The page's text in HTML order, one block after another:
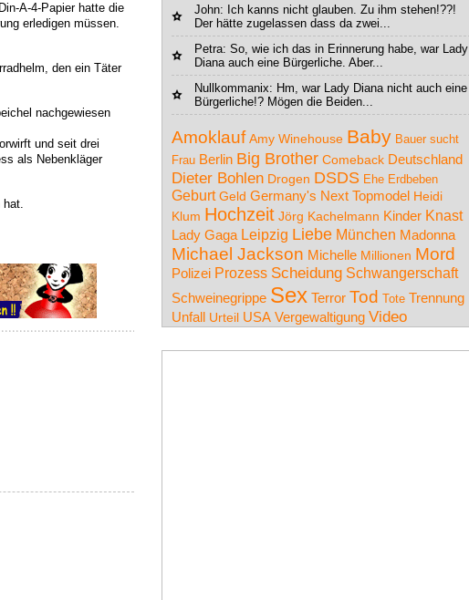
A-4-Papier hatte die
erledigen müssen.
den ein Täter
nachgewiesen
und seit drei
als Nebenkläger
hat.
John: Ich kanns nicht glauben. Zu ihm stehen!??!
Der hätte zugelassen dass da zwei...
Petra: So, wie ich das in Erinnerung habe, war Lady
Diana auch eine Bürgerliche. Aber...
Nullkommanix: Hm, war Lady Diana nicht auch eine
Bürgerliche!? Mögen die Beiden...
Amoklauf Amy Winehouse Baby Bauer sucht
Frau Berlin Big Brother Comeback Deutschland
Dieter Bohlen Drogen DSDS Ehe Erdbeben
Geburt Geld Germany's Next Topmodel Heidi
Klum Hochzeit Jörg Kachelmann Kinder Knast
Lady Gaga Leipzig Liebe München Madonna
Michael Jackson Michelle Millionen Mord
Polizei Prozess Scheidung Schwangerschaft
Schweinegrippe Sex Terror Tod Tote Trennung
Unfall Urteil USA Vergewaltigung Video